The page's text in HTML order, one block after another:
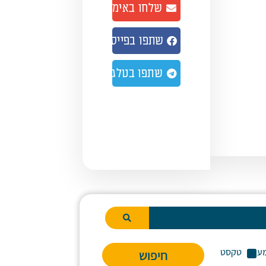
שלחו באימייל
שתפו בפייסבוק
שתפו בטלגרם
טקסט חיפוש